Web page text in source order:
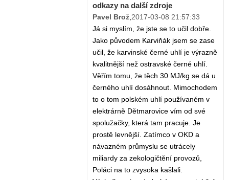
odkazy na další zdroje
Pavel Brož 2017-03-08 21:57:33
Já si myslím, že jste se to učil dobře.
Jako původem Karviňák jsem se zase
učil, že karvinské černé uhlí je výrazně
kvalitnější než ostravské černé uhlí.
Věřím tomu, že těch 30 MJ/kg se dá u
černého uhlí dosáhnout. Mimochodem
to o tom polském uhlí používaném v
elektrárně Dětmarovice vím od své
spolužačky, která tam pracuje. Je
prostě levnější. Zatímco v OKD a
návazném průmyslu se utrácely
miliardy za zekologičtění provozů,
Poláci na to zvysoka kašlali.